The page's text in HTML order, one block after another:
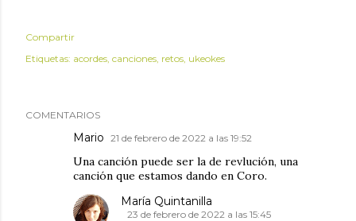
Compartir
Etiquetas: acordes canciones retos ukeokes
COMENTARIOS
Mario 21 de febrero de 2022 a las 19:52
Una canción puede ser la de revlución, una
canción que estamos dando en Coro.
María Quintanilla
23 de febrero de 2022 a las 15:45